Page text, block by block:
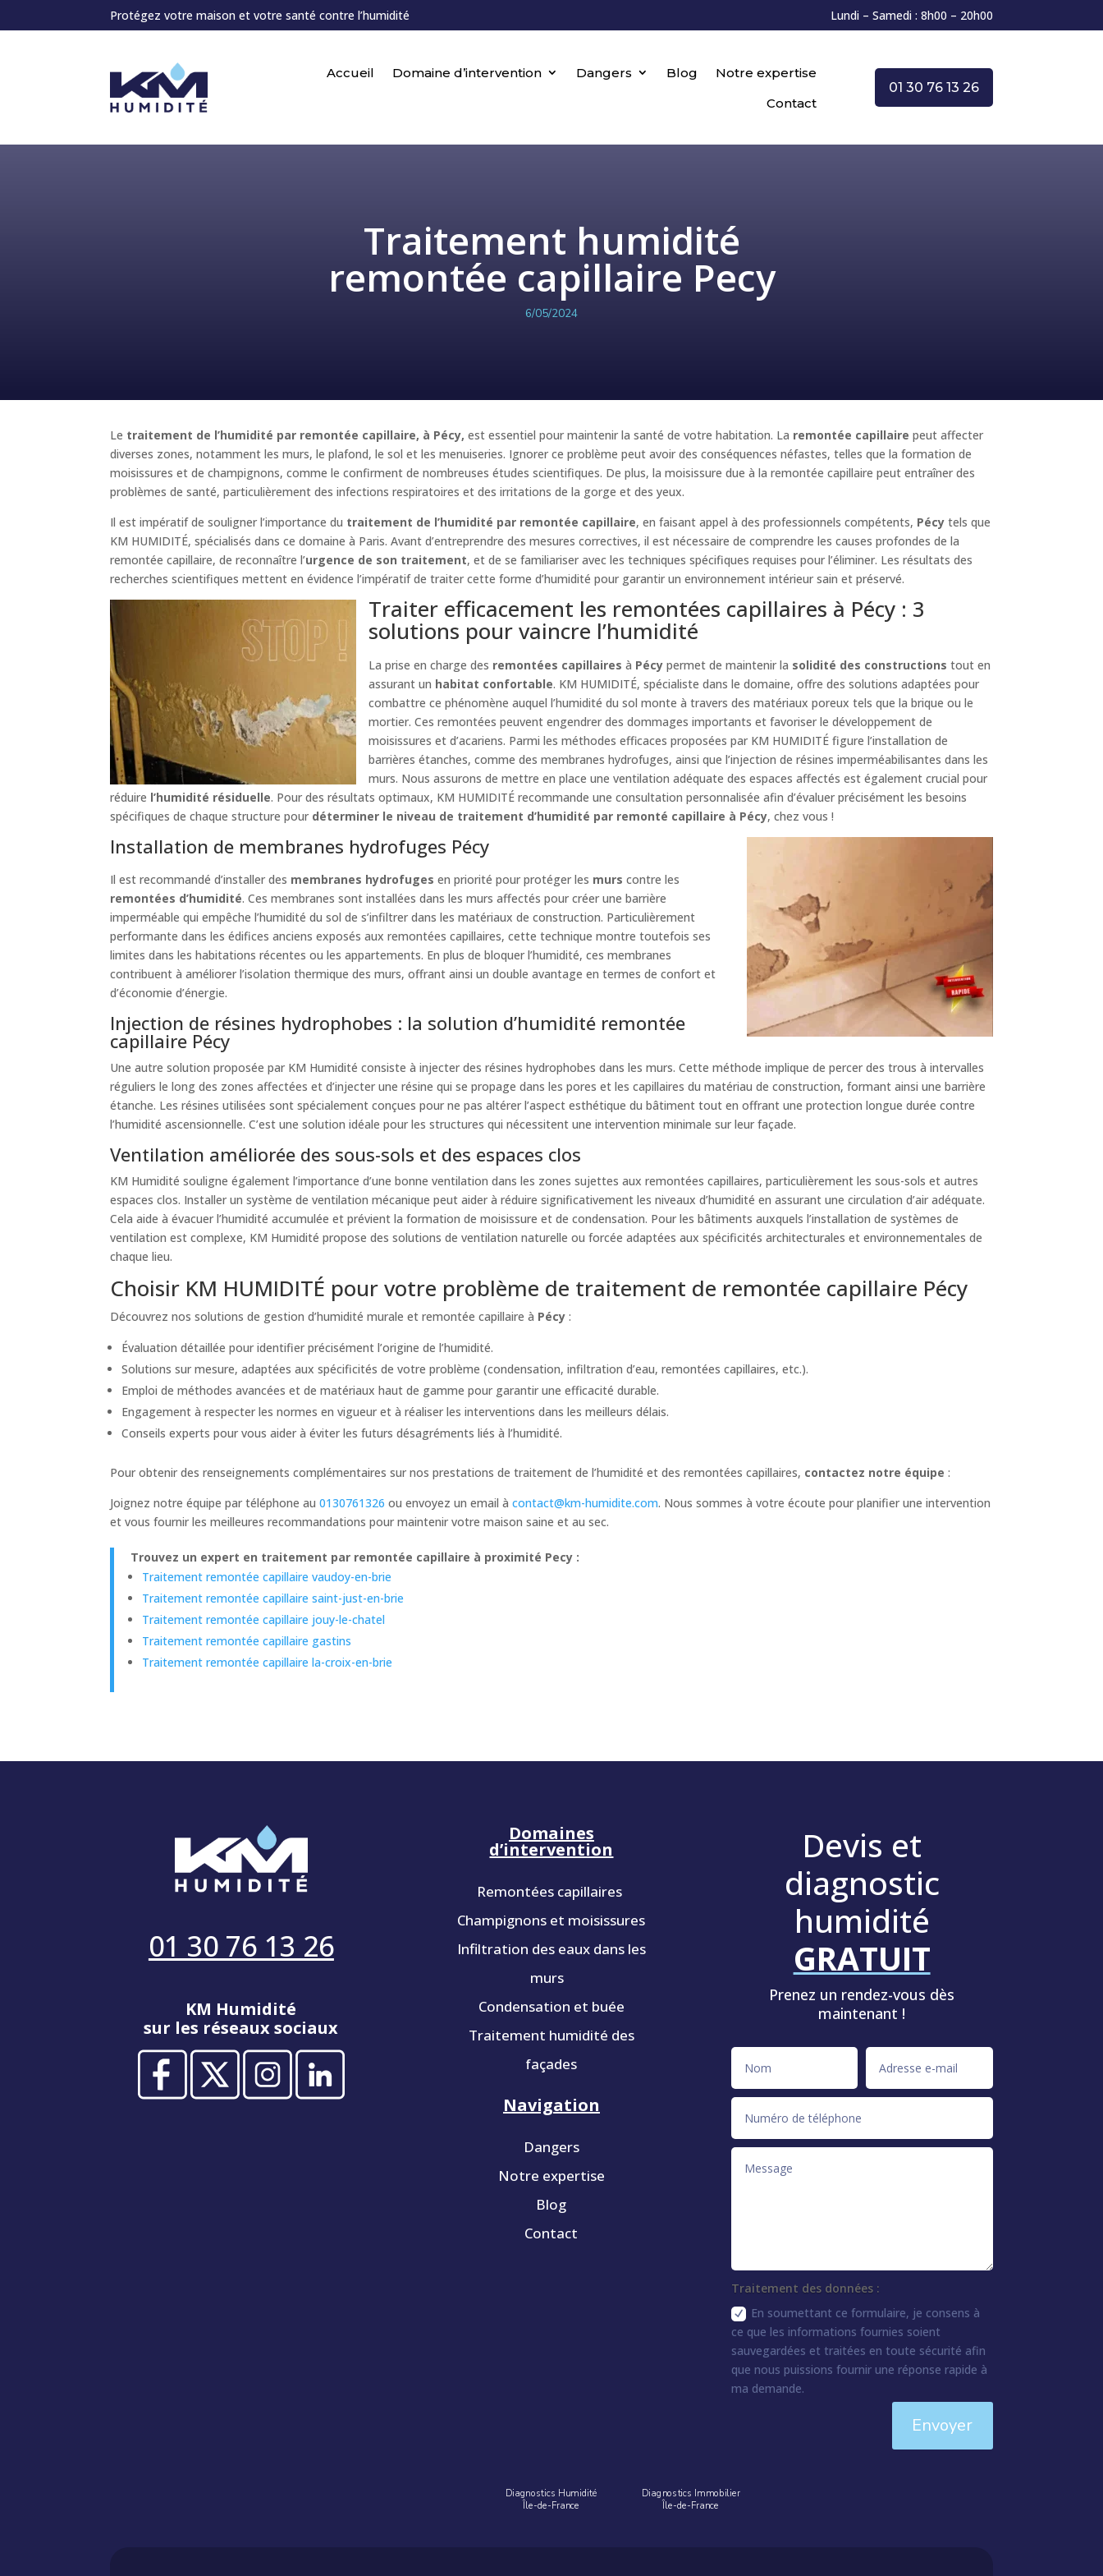
Protégez votre maison et votre santé contre l’humidité Lundi – Samedi : 8h00 – 20h00
Accueil Domaine d’intervention Dangers Blog
Notre expertise
Contact
01 30 76 13 26
Traitement humidité
remontée capillaire Pecy
6/05/2024
Le traitement de l’humidité par remontée capillaire, à Pécy, est essentiel pour maintenir la santé de votre habitation. La remontée capillaire peut affecter
diverses zones, notamment les murs, le plafond, le sol et les menuiseries. Ignorer ce problème peut avoir des conséquences néfastes, telles que la formation de
moisissures et de champignons, comme le confirment de nombreuses études scientifiques. De plus, la moisissure due à la remontée capillaire peut entraîner des
problèmes de santé, particulièrement des infections respiratoires et des irritations de la gorge et des yeux.
Il est impératif de souligner l’importance du traitement de l’humidité par remontée capillaire, en faisant appel à des professionnels compétents, Pécy tels que
KM HUMIDITÉ, spécialisés dans ce domaine à Paris. Avant d’entreprendre des mesures correctives, il est nécessaire de comprendre les causes profondes de la
remontée capillaire, de reconnaître l’urgence de son traitement, et de se familiariser avec les techniques spécifiques requises pour l’éliminer. Les résultats des
recherches scientifiques mettent en évidence l’impératif de traiter cette forme d’humidité pour garantir un environnement intérieur sain et préservé.
Traiter efficacement les remontées capillaires à Pécy : 3
solutions pour vaincre l’humidité
La prise en charge des remontées capillaires à Pécy permet de maintenir la solidité des constructions tout en
assurant un habitat confortable. KM HUMIDITÉ, spécialiste dans le domaine, offre des solutions adaptées pour
combattre ce phénomène auquel l’humidité du sol monte à travers des matériaux poreux tels que la brique ou le
mortier. Ces remontées peuvent engendrer des dommages importants et favoriser le développement de
moisissures et d’acariens. Parmi les méthodes efficaces proposées par KM HUMIDITÉ figure l’installation de
barrières étanches, comme des membranes hydrofuges, ainsi que l’injection de résines imperméabilisantes dans les
murs. Nous assurons de mettre en place une ventilation adéquate des espaces affectés est également crucial pour
réduire l’humidité résiduelle. Pour des résultats optimaux, KM HUMIDITÉ recommande une consultation personnalisée afin d’évaluer précisément les besoins
spécifiques de chaque structure pour déterminer le niveau de traitement d’humidité par remonté capillaire à Pécy, chez vous !
Installation de membranes hydrofuges Pécy
Il est recommandé d’installer des membranes hydrofuges en priorité pour protéger les murs contre les
remontées d’humidité. Ces membranes sont installées dans les murs affectés pour créer une barrière
imperméable qui empêche l’humidité du sol de s’infiltrer dans les matériaux de construction. Particulièrement
performante dans les édifices anciens exposés aux remontées capillaires, cette technique montre toutefois ses
limites dans les habitations récentes ou les appartements. En plus de bloquer l’humidité, ces membranes
contribuent à améliorer l’isolation thermique des murs, offrant ainsi un double avantage en termes de confort et
d’économie d’énergie.
Injection de résines hydrophobes : la solution d’humidité remontée
capillaire Pécy
Une autre solution proposée par KM Humidité consiste à injecter des résines hydrophobes dans les murs. Cette méthode implique de percer des trous à intervalles
réguliers le long des zones affectées et d’injecter une résine qui se propage dans les pores et les capillaires du matériau de construction, formant ainsi une barrière
étanche. Les résines utilisées sont spécialement conçues pour ne pas altérer l’aspect esthétique du bâtiment tout en offrant une protection longue durée contre
l’humidité ascensionnelle. C’est une solution idéale pour les structures qui nécessitent une intervention minimale sur leur façade.
Ventilation améliorée des sous-sols et des espaces clos
KM Humidité souligne également l’importance d’une bonne ventilation dans les zones sujettes aux remontées capillaires, particulièrement les sous-sols et autres
espaces clos. Installer un système de ventilation mécanique peut aider à réduire significativement les niveaux d’humidité en assurant une circulation d’air adéquate.
Cela aide à évacuer l’humidité accumulée et prévient la formation de moisissure et de condensation. Pour les bâtiments auxquels l’installation de systèmes de
ventilation est complexe, KM Humidité propose des solutions de ventilation naturelle ou forcée adaptées aux spécificités architecturales et environnementales de
chaque lieu.
Choisir KM HUMIDITÉ pour votre problème de traitement de remontée capillaire Pécy
Découvrez nos solutions de gestion d’humidité murale et remontée capillaire à Pécy :
Évaluation détaillée pour identifier précisément l’origine de l’humidité.
Solutions sur mesure, adaptées aux spécificités de votre problème (condensation, infiltration d’eau, remontées capillaires, etc.).
Emploi de méthodes avancées et de matériaux haut de gamme pour garantir une efficacité durable.
Engagement à respecter les normes en vigueur et à réaliser les interventions dans les meilleurs délais.
Conseils experts pour vous aider à éviter les futurs désagréments liés à l’humidité.
Pour obtenir des renseignements complémentaires sur nos prestations de traitement de l’humidité et des remontées capillaires, contactez notre équipe :
Joignez notre équipe par téléphone au0130761326 ou envoyez un email àcontact@km-humidite.com. Nous sommes à votre écoute pour planifier une intervention
et vous fournir les meilleures recommandations pour maintenir votre maison saine et au sec.
Trouvez un expert en traitement par remontée capillaire à proximité Pecy :
Traitement remontée capillaire vaudoy-en-brie
Traitement remontée capillaire saint-just-en-brie
Traitement remontée capillaire jouy-le-chatel
Traitement remontée capillaire gastins
Traitement remontée capillaire la-croix-en-brie
01 30 76 13 26
KM Humidité
sur les réseaux sociaux
Domaines
d’intervention
Remontées capillaires
Champignons et moisissures
Infiltration des eaux dans les
murs
Condensation et buée
Traitement humidité des
façades
Navigation
Dangers
Notre expertise
Blog
Contact
Devis et
diagnostic
humidité
GRATUIT
Prenez un rendez-vous dès
maintenant !
Traitement des données :
En soumettant ce formulaire, je consens à
ce que les informations fournies soient
sauvegardées et traitées en toute sécurité afin
que nous puissions fournir une réponse rapide à
ma demande.
Envoyer
Diagnostics Humidité
Île-de-France
Diagnostics Immobilier
Île-de-France